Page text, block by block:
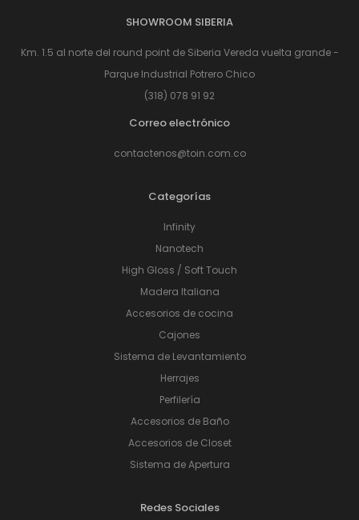
SHOWROOM SIBERIA
Km. 1.5 al norte del round point de Siberia Vereda vuelta grande -
Parque Industrial Potrero Chico
(318) 078 91 92
Correo electrónico
contactenos@toin.com.co
Categorías
Infinity
Nanotech
High Gloss / Soft Touch
Madera Italiana
Accesorios de cocina
Cajones
Sistema de Levantamiento
Herrajes
Perfilería
Accesorios de Baño
Accesorios de Closet
Sistema de Apertura
Redes Sociales